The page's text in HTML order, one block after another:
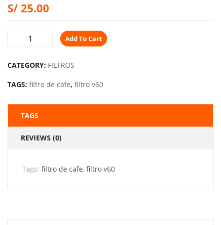
S/ 25.00
Add To Cart
CATEGORY: FILTROS
TAGS: filtro de cafe, filtro v60
TAGS
REVIEWS (0)
Tags: filtro de cafe, filtro v60